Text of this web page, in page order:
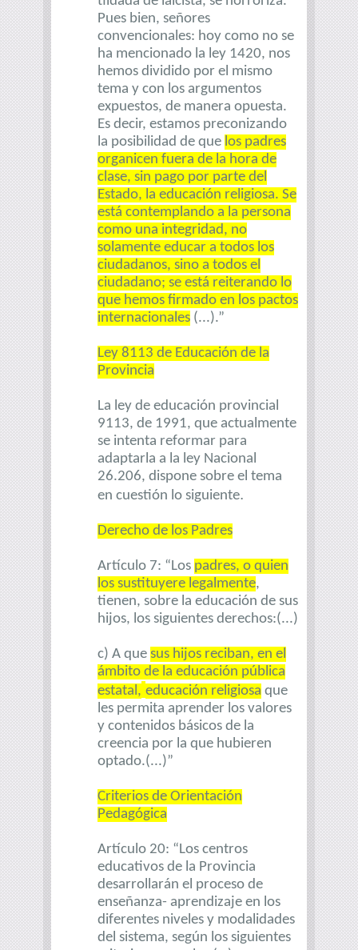
Pues bien, señores
convencionales: hoy como no se
ha mencionado la ley 1420, nos
hemos dividido por el mismo
tema y con los argumentos
expuestos, de manera opuesta.
Es decir, estamos preconizando
la posibilidad de que los padres
organicen fuera de la hora de
clase, sin pago por parte del
Estado, la educación religiosa. Se
está contemplando a la persona
como una integridad, no
solamente educar a todos los
ciudadanos, sino a todos el
ciudadano; se está reiterando lo
que hemos firmado en los pactos
internacionales (...).”
Ley 8113 de Educación de la
Provincia
La ley de educación provincial
9113, de 1991, que actualmente
se intenta reformar para
adaptarla a la ley Nacional
26.206, dispone sobre el tema
en cuestión lo siguiente.
Derecho de los Padres
Artículo 7: “Los padres, o quien
los sustituyere legalmente,
tienen, sobre la educación de sus
hijos, los siguientes derechos:(...)
c) A que sus hijos reciban, en el
ámbito de la educación pública
estatal, educación religiosa que
les permita aprender los valores
y contenidos básicos de la
creencia por la que hubieren
optado.(...)”
Criterios de Orientación
Pedagógica
Artículo 20: “Los centros
educativos de la Provincia
desarrollarán el proceso de
enseñanza- aprendizaje en los
diferentes niveles y modalidades
del sistema, según los siguientes